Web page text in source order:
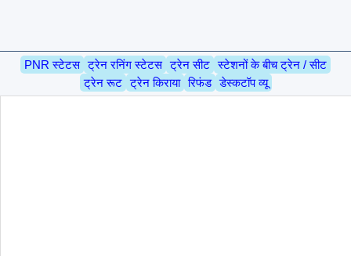
PNR स्टेटस ट्रेन रनिंग स्टेटस ट्रेन सीट स्टेशनों के बीच ट्रेन / सीट
ट्रेन रूट ट्रेन किराया रिफंड डेस्कटॉप व्यू